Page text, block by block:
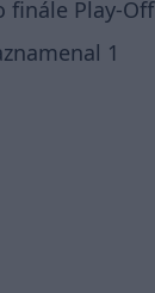
finále Play-Off
1